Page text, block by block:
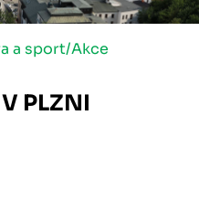
a sport/Akce
PLZNI